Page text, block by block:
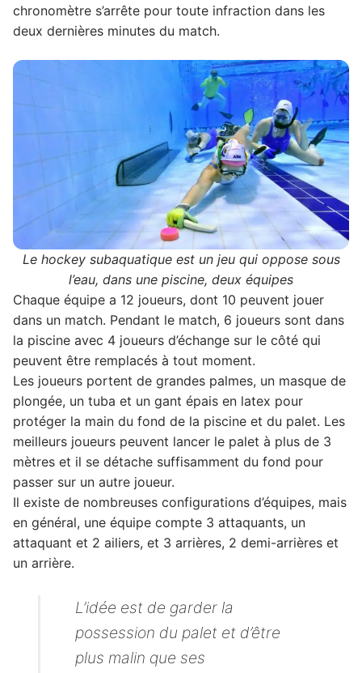
chronomètre s’arrête pour toute infraction dans les
deux dernières minutes du match.
Le hockey subaquatique est un jeu qui oppose sous
l’eau, dans une piscine, deux équipes
Chaque équipe a 12 joueurs, dont 10 peuvent jouer
dans un match. Pendant le match, 6 joueurs sont dans
la piscine avec 4 joueurs d’échange sur le côté qui
peuvent être remplacés à tout moment.
Les joueurs portent de grandes palmes, un masque de
plongée, un tuba et un gant épais en latex pour
protéger la main du fond de la piscine et du palet. Les
meilleurs joueurs peuvent lancer le palet à plus de 3
mètres et il se détache suffisamment du fond pour
passer sur un autre joueur.
Il existe de nombreuses configurations d’équipes, mais
en général, une équipe compte 3 attaquants, un
attaquant et 2 ailiers, et 3 arrières, 2 demi-arrières et
un arrière.
L’idée est de garder la
possession du palet et d’être
plus malin que ses